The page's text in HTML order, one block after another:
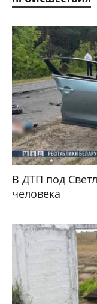
В ДТП под
человека